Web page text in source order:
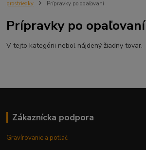
prostriedky
Prípravky po opaľovaní
Prípravky po opaľovaní
V tejto kategórii nebol nájdený žiadny tovar.
Zákaznícka podpora
Gravírovanie a potlač